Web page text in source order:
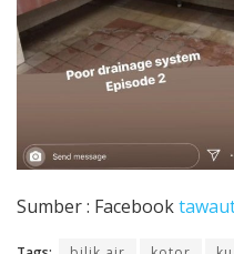
Sumber : Facebook